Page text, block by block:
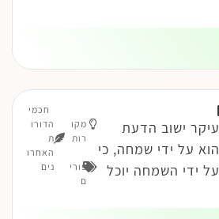
עיקר ישוב הדעת
הוא על ידי שמחה, כי
על ידי השמחה יוכל
מקו
רות
פורי
ם
חכמי
הדורו
ת
האחרו
נים